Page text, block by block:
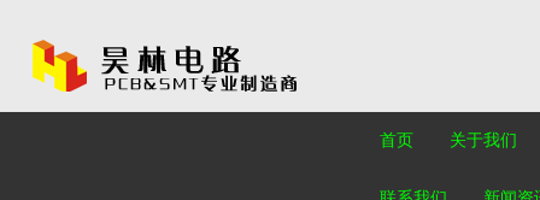
首页 关于我们